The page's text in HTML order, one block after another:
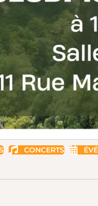
CONCERTS